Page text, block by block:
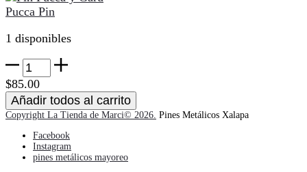
Pucca Pin
1 disponibles
Pucca
Pin
cantidad
$85.00
Añadir todos al carrito
Copyright La Tienda de Marci© 2026. Pines Metálicos Xalapa
Facebook
Instagram
pines metálicos mayoreo